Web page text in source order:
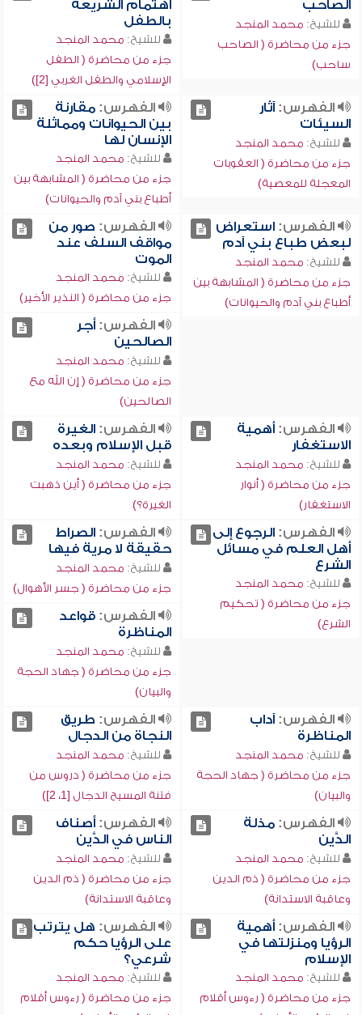
الصاحب
للشيخ: محمد المنجد
جزء من محاضرة ( الصاحب
ساحب)
اهتمام الشريعة
بالطفل
للشيخ: محمد المنجد
جزء من محاضرة ( الطفل
الإسلامي والطفل الغربي [2])
الفهرس:آثار
السيئات
للشيخ: محمد المنجد
جزء من محاضرة ( العقوبات
المعجلة للمعصية)
الفهرس:مقارنة
بين الحيوانات ومماثلة
الإنسان لها
للشيخ: محمد المنجد
جزء من محاضرة ( المشابهة بين
أطباع بني آدم والحيوانات)
الفهرس:استعراض
لبعض طباع بني آدم
للشيخ: محمد المنجد
جزء من محاضرة ( المشابهة بين
أطباع بني آدم والحيوانات)
الفهرس: صور من
مواقف السلف عند
الموت
للشيخ: محمد المنجد
جزء من محاضرة ( النذير الأخير)
الفهرس:أجر
الصالحين
للشيخ: محمد المنجد
جزء من محاضرة ( إن الله مع
الصالحين)
الفهرس:أهمية
الاستغفار
للشيخ: محمد المنجد
جزء من محاضرة ( أنوار
الاستغفار)
الفهرس:الغيرة
قبل الإسلام وبعده
للشيخ: محمد المنجد
جزء من محاضرة ( أين ذهبت
الغيرة؟)
الفهرس:الرجوع إلى
أهل العلم في مسائل
الشرع
للشيخ: محمد المنجد
جزء من محاضرة ( تحكيم
الشرع)
الفهرس:الصراط
حقيقة لا مرية فيها
للشيخ: محمد المنجد
جزء من محاضرة ( جسر الأهوال)
الفهرس:قواعد
المناظرة
للشيخ: محمد المنجد
جزء من محاضرة ( جهاد الحجة
والبيان)
الفهرس:آداب
المناظرة
للشيخ: محمد المنجد
جزء من محاضرة ( جهاد الحجة
والبيان)
الفهرس: طريق
النجاة من الدجال
للشيخ: محمد المنجد
جزء من محاضرة ( دروس من
فتنة المسيح الدجال [1، 2])
الفهرس:مذلة
الدَّين
للشيخ: محمد المنجد
جزء من محاضرة ( ذم الدين
وعاقبة الاستدانة)
الفهرس:أصناف
الناس في الدَّين
للشيخ: محمد المنجد
جزء من محاضرة ( ذم الدين
وعاقبة الاستدانة)
الفهرس:أهمية
الرؤيا ومنزلتها في
الإسلام
للشيخ: محمد المنجد
جزء من محاضرة ( رءوس أقلام
الفهرس: هل يترتب
على الرؤيا حكم
شرعي؟
للشيخ: محمد المنجد
جزء من محاضرة ( رءوس أقلام